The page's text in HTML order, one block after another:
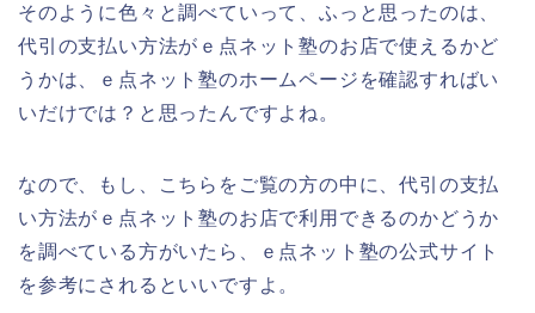
そのように色々と調べていって、ふっと思ったのは、
代引の支払い方法がｅ点ネット塾のお店で使えるかど
うかは、ｅ点ネット塾のホームページを確認すればい
いだけでは？と思ったんですよね。
なので、もし、こちらをご覧の方の中に、代引の支払
い方法がｅ点ネット塾のお店で利用できるのかどうか
を調べている方がいたら、ｅ点ネット塾の公式サイト
を参考にされるといいですよ。